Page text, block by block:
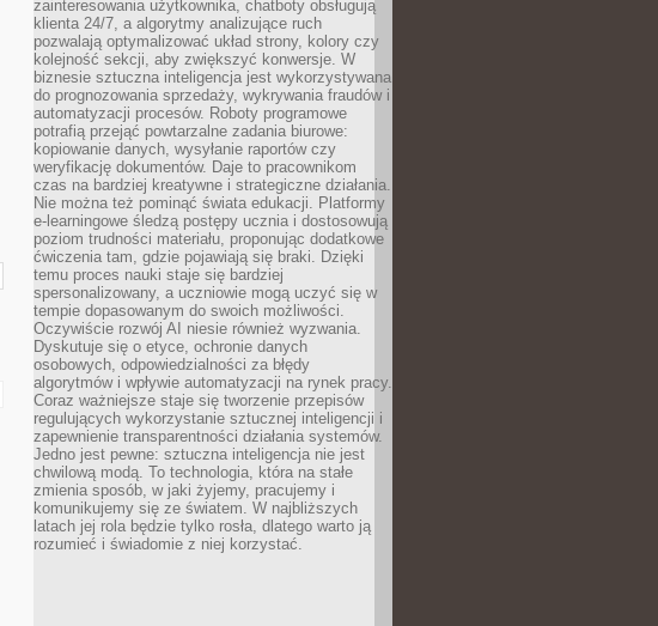
zainteresowania użytkownika, chatboty obsługują
klienta 24/7, a algorytmy analizujące ruch
pozwalają optymalizować układ strony, kolory czy
kolejność sekcji, aby zwiększyć konwersje. W
biznesie sztuczna inteligencja jest wykorzystywana
do prognozowania sprzedaży, wykrywania fraudów i
automatyzacji procesów. Roboty programowe
potrafią przejąć powtarzalne zadania biurowe:
kopiowanie danych, wysyłanie raportów czy
weryfikację dokumentów. Daje to pracownikom
czas na bardziej kreatywne i strategiczne działania.
Nie można też pominąć świata edukacji. Platformy
e-learningowe śledzą postępy ucznia i dostosowują
poziom trudności materiału, proponując dodatkowe
ćwiczenia tam, gdzie pojawiają się braki. Dzięki
temu proces nauki staje się bardziej
spersonalizowany, a uczniowie mogą uczyć się w
tempie dopasowanym do swoich możliwości.
Oczywiście rozwój AI niesie również wyzwania.
Dyskutuje się o etyce, ochronie danych
osobowych, odpowiedzialności za błędy
algorytmów i wpływie automatyzacji na rynek pracy.
Coraz ważniejsze staje się tworzenie przepisów
regulujących wykorzystanie sztucznej inteligencji i
zapewnienie transparentności działania systemów.
Jedno jest pewne: sztuczna inteligencja nie jest
chwilową modą. To technologia, która na stałe
zmienia sposób, w jaki żyjemy, pracujemy i
komunikujemy się ze światem. W najbliższych
latach jej rola będzie tylko rosła, dlatego warto ją
rozumieć i świadomie z niej korzystać.